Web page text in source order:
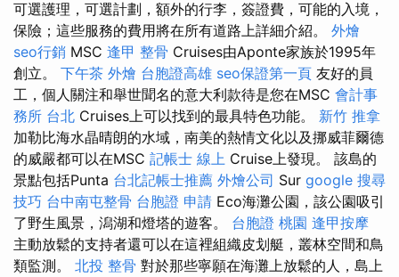
可選護理，可選計劃，額外的行李，簽證費，可能的入境，
保險；這些服務的費用將在所有道路上詳細介紹。 外燴
seo行銷 MSC 逢甲 整骨 Cruises由Aponte家族於1995年
創立。 下午茶 外燴 台胞證高雄 seo保證第一頁 友好的員
工，個人關注和舉世聞名的意大利款待是您在MSC 會計事
務所 台北 Cruises上可以找到的最具特色功能。 新竹 推拿
加勒比海水晶晴朗的水域，南美的熱情文化以及挪威菲爾德
的威嚴都可以在MSC 記帳士 線上 Cruise上發現。 該島的
景點包括Punta 台北記帳士推薦 外燴公司 Sur google 搜尋
技巧 台中南屯整骨 台胞證 申請 Eco海灘公園，該公園吸引
了野生風景，潟湖和燈塔的遊客。 台胞證 桃園 逢甲按摩
主動放鬆的支持者還可以在這裡組織皮划艇，叢林空間和鳥
類監測。 北投 整骨 對於那些寧願在海灘上放鬆的人，島上